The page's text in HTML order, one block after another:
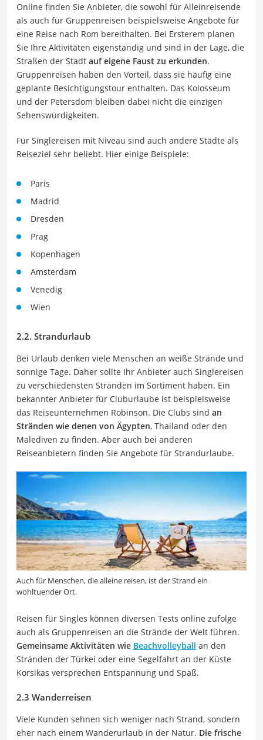
Online finden Sie Anbieter, die sowohl für Alleinreisende
als auch für Gruppenreisen beispielsweise Angebote für
eine Reise nach Rom bereithalten. Bei Ersterem planen
Sie Ihre Aktivitäten eigenständig und sind in der Lage, die
Straßen der Stadt auf eigene Faust zu erkunden.
Gruppenreisen haben den Vorteil, dass sie häufig eine
geplante Besichtigungstour enthalten. Das Kolosseum
und der Petersdom bleiben dabei nicht die einzigen
Sehenswürdigkeiten.
Für Singlereisen mit Niveau sind auch andere Städte als
Reiseziel sehr beliebt. Hier einige Beispiele:
Paris
Madrid
Dresden
Prag
Kopenhagen
Amsterdam
Venedig
Wien
2.2. Strandurlaub
Bei Urlaub denken viele Menschen an weiße Strände und
sonnige Tage. Daher sollte Ihr Anbieter auch Singlereisen
zu verschiedensten Stränden im Sortiment haben. Ein
bekannter Anbieter für Cluburlaube ist beispielsweise
das Reiseunternehmen Robinson. Die Clubs sind an
Stränden wie denen von Ägypten, Thailand oder den
Malediven zu finden. Aber auch bei anderen
Reiseanbietern finden Sie Angebote für Strandurlaube.
Auch für Menschen, die alleine reisen, ist der Strand ein
wohltuender Ort.
Reisen für Singles können diversen Tests online zufolge
auch als Gruppenreisen an die Strände der Welt führen.
Gemeinsame Aktivitäten wie Beachvolleyball an den
Stränden der Türkei oder eine Segelfahrt an der Küste
Korsikas versprechen Entspannung und Spaß.
2.3 Wanderreisen
Viele Kunden sehnen sich weniger nach Strand, sondern
eher nach einem Wanderurlaub in der Natur. Die frische